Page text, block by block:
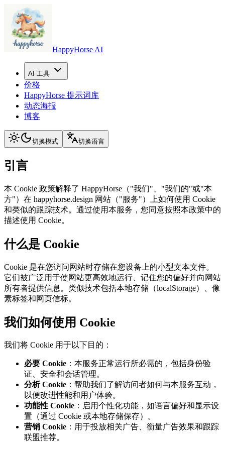
HappyHorse AI
AI 工具
价格
HappyHorse 提示词库
动态海报
博客
切换模式 切换语言
引言
本 Cookie 政策解释了 HappyHorse（"我们"、"我们的"或"本
方"）在 happyhorse.design 网站（"服务"）上如何使用 Cookie
和类似的跟踪技术。通过使用本服务，您同意按照本政策中的
描述使用 Cookie。
什么是 Cookie
Cookie 是在您访问网站时存储在您设备上的小型文本文件。
它们被广泛用于使网站更高效地运行、记住您的偏好并向网站
所有者提供信息。类似技术包括本地存储（localStorage）、像
素标签和网页信标。
我们如何使用 Cookie
我们将 Cookie 用于以下目的：
必要 Cookie ：本服务正常运行所必需的，包括身份验
证、安全和会话管理。
分析 Cookie ：帮助我们了解访问者如何与本服务互动，
以便改进性能和用户体验。
功能性 Cookie ：启用个性化功能，如语言偏好和显示设
置（通过 Cookie 或本地存储保存）。
营销 Cookie ：用于投放相关广告、衡量广告效果和跟踪
联盟推荐。